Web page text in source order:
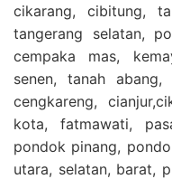
cikarang, cibitung,
tangerang selatan,
cempaka mas,
senen, tanah abang,
cengkareng,
kota, fatmawati,
pondok pinang,
utara, selatan, barat,